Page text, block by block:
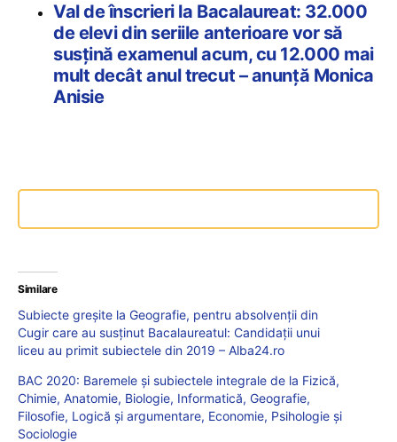
Val de înscrieri la Bacalaureat: 32.000
de elevi din seriile anterioare vor să
susțină examenul acum, cu 12.000 mai
mult decât anul trecut – anunță Monica
Anisie
Similare
Subiecte greșite la Geografie, pentru absolvenții din
Cugir care au susținut Bacalaureatul: Candidații unui
liceu au primit subiectele din 2019 – Alba24.ro
BAC 2020: Baremele și subiectele integrale de la Fizică,
Chimie, Anatomie, Biologie, Informatică, Geografie,
Filosofie, Logică și argumentare, Economie, Psihologie și
Sociologie